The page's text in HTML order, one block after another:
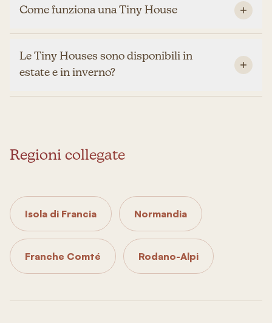
Come funziona una Tiny House
Le Tiny Houses sono disponibili in
estate e in inverno?
Regioni collegate
Isola di Francia Normandia
Franche Comté Rodano-Alpi